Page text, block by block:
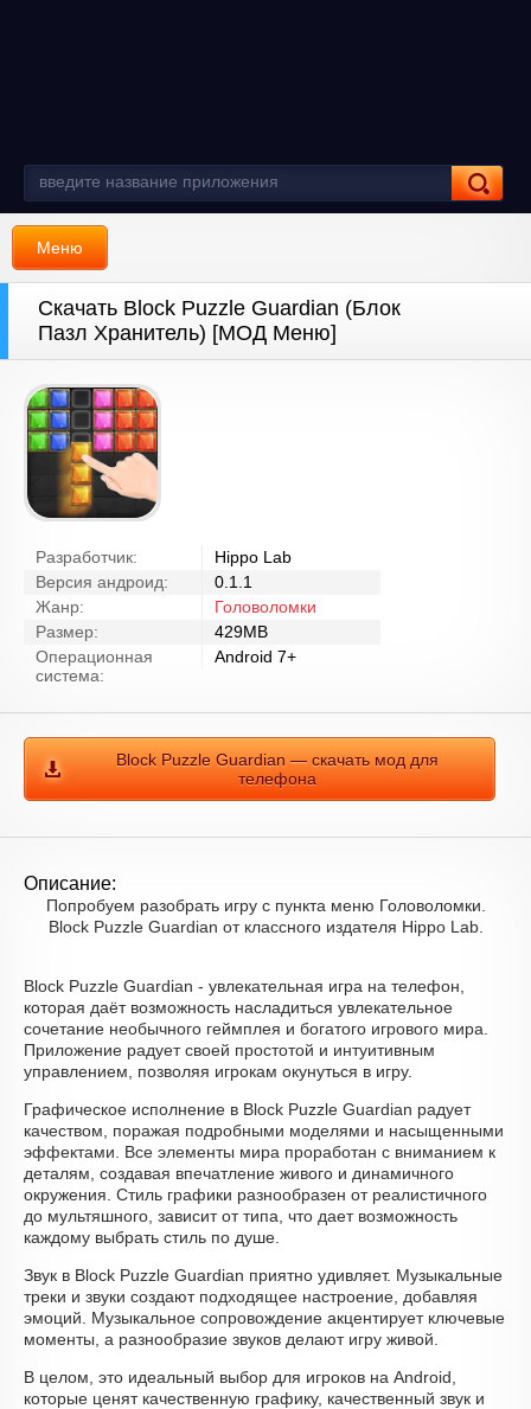
Меню
Скачать Block Puzzle Guardian (Блок
Пазл Хранитель) [МОД Меню]
Разработчик:
Hippo Lab
Версия андроид:
0.1.1
Жанр:
Головоломки
Размер:
429MB
Операционная
система:
Android 7+
Block Puzzle Guardian — скачать мод для
телефона
Описание:
Попробуем разобрать игру с пункта меню Головоломки.
Block Puzzle Guardian от классного издателя Hippo Lab.
Block Puzzle Guardian - увлекательная игра на телефон,
которая даёт возможность насладиться увлекательное
сочетание необычного геймплея и богатого игрового мира.
Приложение радует своей простотой и интуитивным
управлением, позволяя игрокам окунуться в игру.
Графическое исполнение в Block Puzzle Guardian радует
качеством, поражая подробными моделями и насыщенными
эффектами. Все элементы мира проработан с вниманием к
деталям, создавая впечатление живого и динамичного
окружения. Стиль графики разнообразен от реалистичного
до мультяшного, зависит от типа, что дает возможность
каждому выбрать стиль по душе.
Звук в Block Puzzle Guardian приятно удивляет. Музыкальные
треки и звуки создают подходящее настроение, добавляя
эмоций. Музыкальное сопровождение акцентирует ключевые
моменты, а разнообразие звуков делают игру живой.
В целом, это идеальный выбор для игроков на Android,
которые ценят качественную графику, качественный звук и